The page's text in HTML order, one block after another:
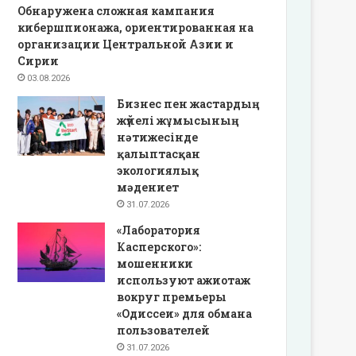
Обнаружена сложная кампания
кибершпионажа, ориентированная на
организации Центральной Азии и
Сирии
03.08.2026
Бизнес пен жастардың
жүйелі жұмысының
нәтижесінде
қалыптасқан
экологиялық
мәдениет
31.07.2026
«Лаборатория
Касперского»:
мошенники
используют ажиотаж
вокруг премьеры
«Одиссеи» для обмана
пользователей
31.07.2026